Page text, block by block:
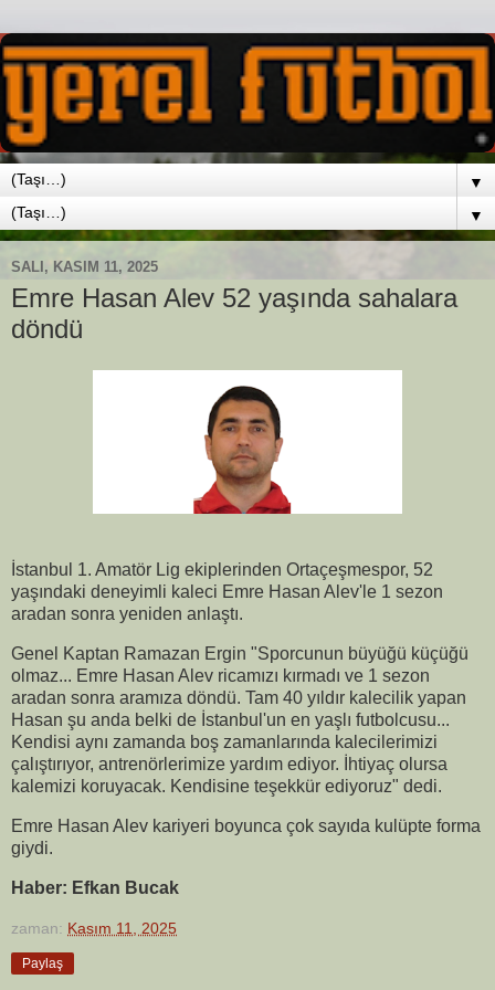
▼
▼
SALI, KASIM 11, 2025
Emre Hasan Alev 52 yaşında sahalara
döndü
İstanbul 1. Amatör Lig ekiplerinden Ortaçeşmespor, 52
yaşındaki deneyimli kaleci Emre Hasan Alev'le 1 sezon
aradan sonra yeniden anlaştı.
Genel Kaptan Ramazan Ergin "Sporcunun büyüğü küçüğü
olmaz... Emre Hasan Alev ricamızı kırmadı ve 1 sezon
aradan sonra aramıza döndü. Tam 40 yıldır kalecilik yapan
Hasan şu anda belki de İstanbul'un en yaşlı futbolcusu...
Kendisi aynı zamanda boş zamanlarında kalecilerimizi
çalıştırıyor, antrenörlerimize yardım ediyor. İhtiyaç olursa
kalemizi koruyacak. Kendisine teşekkür ediyoruz" dedi.
Emre Hasan Alev kariyeri boyunca çok sayıda kulüpte forma
giydi.
Haber: Efkan Bucak
zaman: Kasım 11, 2025
Paylaş